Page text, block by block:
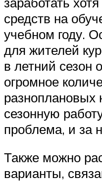
средств на
учебном году.
для жителей
в летний сезон
огромное
разноплановых
сезонную
проблема, и за
Также можно
варианты,